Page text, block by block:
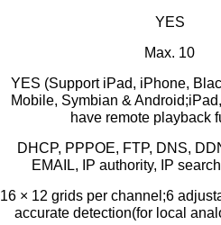
YES
Max. 10
YES (Support iPad, iPhone,
Mobile, Symbian &
have remote playback
DHCP, PPPOE, FTP, DNS,
EMAIL, IP authority, IP
16 × 12 grids per channel;6
accurate detection(for local